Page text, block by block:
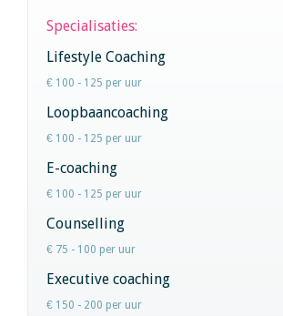
Specialisaties:
Lifestyle Coaching
€ 100 - 125 per uur
Loopbaancoaching
€ 100 - 125 per uur
E-coaching
€ 100 - 125 per uur
Counselling
€ 75 - 100 per uur
Executive coaching
€ 150 - 200 per uur